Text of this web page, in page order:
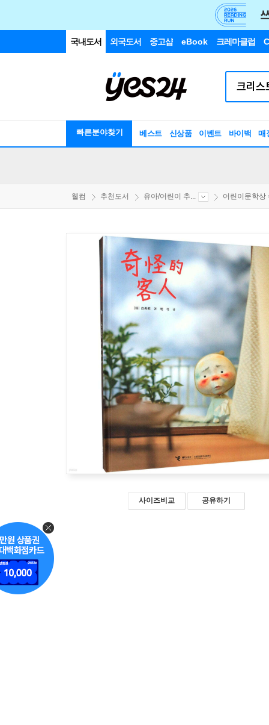
국내도서 외국도서 중고샵 eBook 크레마클럽
빠른분야찾기 베스트 신상품 이벤트 바이백 매
웰컴 추천도서 유아/어린이 추... 어린이문학상
사이즈비교 공유하기